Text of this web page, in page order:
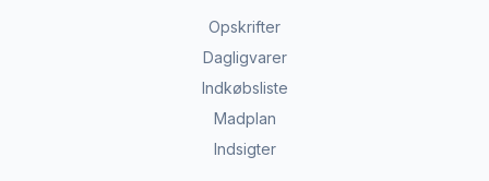
Opskrifter
Dagligvarer
Indkøbsliste
Madplan
Indsigter